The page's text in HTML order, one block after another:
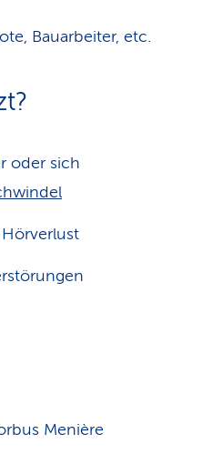
Bauarbeiter, etc.
oder sich
Menière